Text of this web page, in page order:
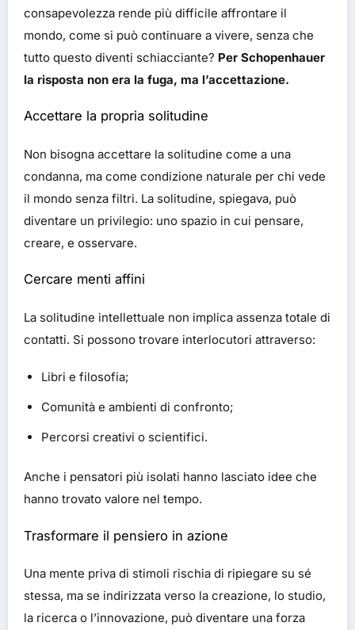
consapevolezza rende più difficile affrontare il
mondo, come si può continuare a vivere, senza che
tutto questo diventi schiacciante? Per Schopenhauer
la risposta non era la fuga, ma l’accettazione.
Accettare la propria solitudine
Non bisogna accettare la solitudine come a una
condanna, ma come condizione naturale per chi vede
il mondo senza filtri. La solitudine, spiegava, può
diventare un privilegio: uno spazio in cui pensare,
creare, e osservare.
Cercare menti affini
La solitudine intellettuale non implica assenza totale di
contatti. Si possono trovare interlocutori attraverso:
Libri e filosofia;
Comunità e ambienti di confronto;
Percorsi creativi o scientifici.
Anche i pensatori più isolati hanno lasciato idee che
hanno trovato valore nel tempo.
Trasformare il pensiero in azione
Una mente priva di stimoli rischia di ripiegare su sé
stessa, ma se indirizzata verso la creazione, lo studio,
la ricerca o l’innovazione, può diventare una forza